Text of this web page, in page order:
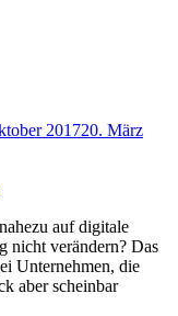
201720. März
auf digitale
nicht verändern? Das
Unternehmen, die
aber scheinbar